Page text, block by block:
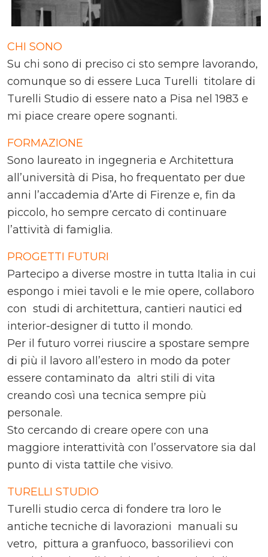
CHI SONO
Su chi sono di preciso ci sto sempre lavorando,
comunque so di essere Luca Turelli titolare di
Turelli Studio di essere nato a Pisa nel 1983 e
mi piace creare opere sognanti.
FORMAZIONE
Sono laureato in ingegneria e Architettura
all’università di Pisa, ho frequentato per due
anni l’accademia d’Arte di Firenze e, fin da
piccolo, ho sempre cercato di continuare
l’attività di famiglia.
PROGETTI FUTURI
Partecipo a diverse mostre in tutta Italia in cui
espongo i miei tavoli e le mie opere, collaboro
con studi di architettura, cantieri nautici ed
interior-designer di tutto il mondo.
Per il futuro vorrei riuscire a spostare sempre
di più il lavoro all’estero in modo da poter
essere contaminato da altri stili di vita
creando così una tecnica sempre più
personale.
Sto cercando di creare opere con una
maggiore interattività con l’osservatore sia dal
punto di vista tattile che visivo.
TURELLI STUDIO
Turelli studio cerca di fondere tra loro le
antiche tecniche di lavorazioni manuali su
vetro, pittura a granfuoco, bassorilievi con